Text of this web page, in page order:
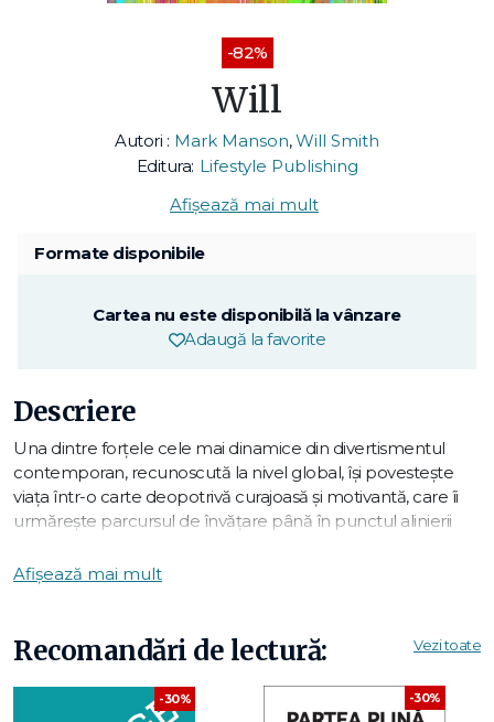
-82%
Will
Autori : Mark Manson,Will Smith
Editura: Lifestyle Publishing
Afișează mai mult
Formate disponibile
Cartea nu este disponibilă la vânzare
Adaugă la favorite
Descriere
Una dintre forțele cele mai dinamice din divertismentul
contemporan, recunoscută la nivel global, își povestește
viața într-o carte deopotrivă curajoasă și motivantă, care îi
urmărește parcursul de învățare până în punctul alinierii
umane. Will spune povestea necenzurată a uneia dintre
Transformarea lui Will Smith dintr-un puști din West
Philadelphia într-unul din cele mai mari staruri rap ale epocii
sale, iar mai apoi într-unul din cele mai mari staruri din istoria
Hollywood, e cu adevărat una de proporții epice – dar e
Afișează mai mult
Recomandări de lectură: Vezi toate
-30% -30%